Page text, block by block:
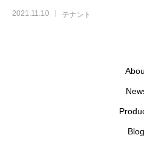
ORBOT
トT380A
2021.11.10 テナント
Blog